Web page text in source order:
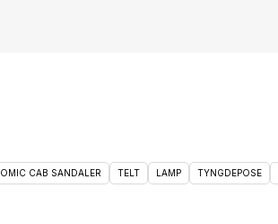
CAB SANDALER TELT LAMP TYNGDEPOSE